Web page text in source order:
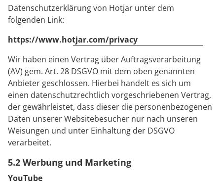
Datenschutzerklärung von Hotjar unter dem
folgenden Link:
https://www.hotjar.com/privacy
Wir haben einen Vertrag über Auftragsverarbeitung
(AV) gem. Art. 28 DSGVO mit dem oben genannten
Anbieter geschlossen. Hierbei handelt es sich um
einen datenschutzrechtlich vorgeschriebenen Vertrag,
der gewährleistet, dass dieser die personenbezogenen
Daten unserer Websitebesucher nur nach unseren
Weisungen und unter Einhaltung der DSGVO
verarbeitet.
5.2 Werbung und Marketing
YouTube